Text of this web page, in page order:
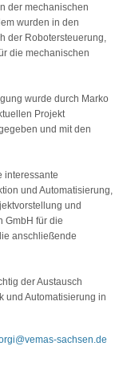
der mechanischen
wurden in den
der Robotersteuerung,
die mechanischen
wurde durch Marko
Projekt
und mit den
interessante
und Automatisierung,
und
GmbH für die
anschließende
der Austausch
und Automatisierung in
sachsen.de